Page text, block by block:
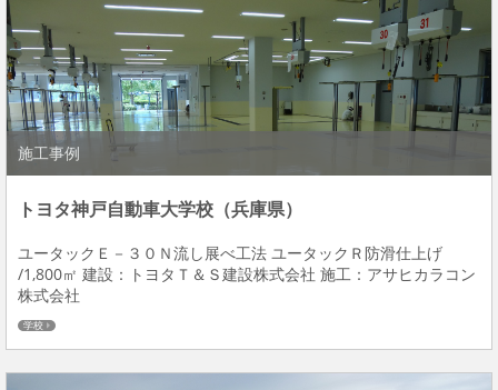
施工事例
トヨタ神戸自動車大学校（兵庫県）
ユータックＥ－３０Ｎ流し展べ工法 ユータックＲ防滑仕上げ
/1,800㎡ 建設：トヨタＴ＆Ｓ建設株式会社 施工：アサヒカラコン
株式会社
学校